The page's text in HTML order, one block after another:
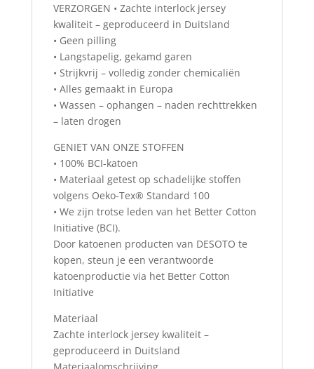
VERZORGEN • Zachte interlock jersey
kwaliteit – geproduceerd in Duitsland
• Geen pilling
• Langstapelig, gekamd garen
• Strijkvrij – volledig zonder chemicaliën
• Alles gemaakt in Europa
• Wassen – ophangen – naden rechttrekken
– laten drogen
GENIET VAN ONZE STOFFEN
• 100% BCI-katoen
• Materiaal getest op schadelijke stoffen
volgens Oeko-Tex® Standard 100
• We zijn trotse leden van het Better Cotton
Initiative (BCI).
Door katoenen producten van DESOTO te
kopen, steun je een verantwoorde
katoenproductie via het Better Cotton
Initiative
Materiaal
Zachte interlock jersey kwaliteit –
geproduceerd in Duitsland